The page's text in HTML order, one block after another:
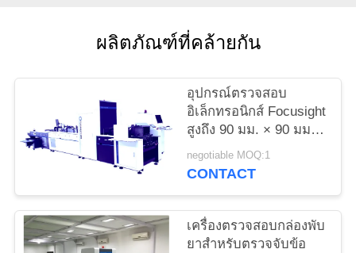
ราคา
แผนผัง
เว็บไซต์
ผลิตภัณฑ์ที่คล้ายกัน
อุปกรณ์ตรวจสอบ
อิเล็กทรอนิกส์ Focusight
สูงถึง 90 มม. × 90 มม.
และสูงสุด 480 มม. ×
420 มม
negotiable MOQ:1
CONTACT
เครื่องตรวจสอบกล่องพับ
ยาสำหรับตรวจจับข้อ